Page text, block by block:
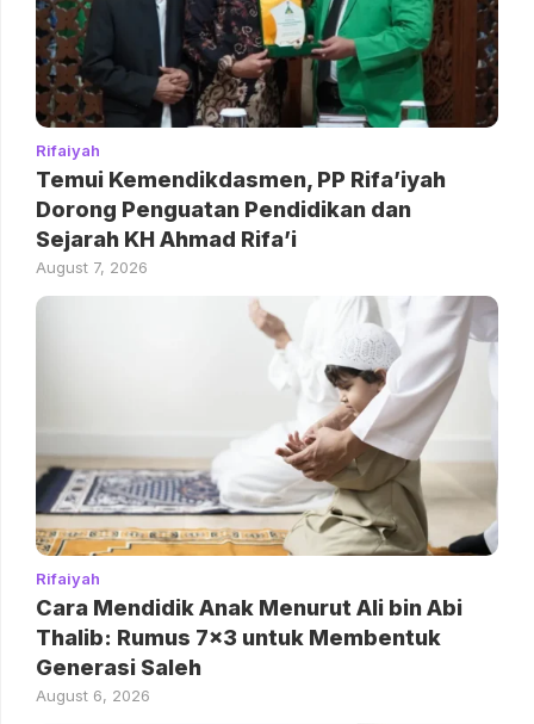
Rifaiyah
Temui Kemendikdasmen, PP Rifa’iyah
Dorong Penguatan Pendidikan dan
Sejarah KH Ahmad Rifa’i
August 7, 2026
Rifaiyah
Cara Mendidik Anak Menurut Ali bin Abi
Thalib: Rumus 7×3 untuk Membentuk
Generasi Saleh
August 6, 2026